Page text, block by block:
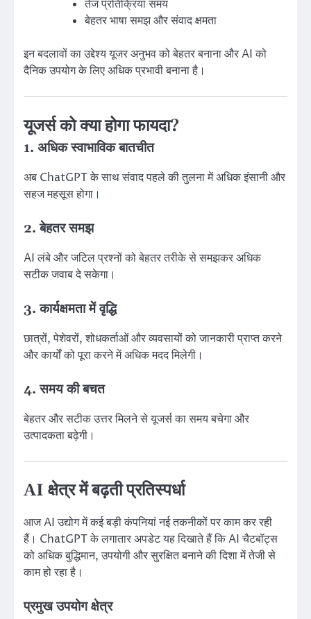
तेज प्रतिक्रिया समय
बेहतर भाषा समझ और संवाद क्षमता
इन बदलावों का उद्देश्य यूजर अनुभव को बेहतर बनाना और AI को
दैनिक उपयोग के लिए अधिक प्रभावी बनाना है।
यूजर्स को क्या होगा फायदा?
1. अधिक स्वाभाविक बातचीत
अब ChatGPT के साथ संवाद पहले की तुलना में अधिक इंसानी और
सहज महसूस होगा।
2. बेहतर समझ
AI लंबे और जटिल प्रश्नों को बेहतर तरीके से समझकर अधिक
सटीक जवाब दे सकेगा।
3. कार्यक्षमता में वृद्धि
छात्रों, पेशेवरों, शोधकर्ताओं और व्यवसायों को जानकारी प्राप्त करने
और कार्यों को पूरा करने में अधिक मदद मिलेगी।
4. समय की बचत
बेहतर और सटीक उत्तर मिलने से यूजर्स का समय बचेगा और
उत्पादकता बढ़ेगी।
AI क्षेत्र में बढ़ती प्रतिस्पर्धा
आज AI उद्योग में कई बड़ी कंपनियां नई तकनीकों पर काम कर रही
हैं। ChatGPT के लगातार अपडेट यह दिखाते हैं कि AI चैटबॉट्स
को अधिक बुद्धिमान, उपयोगी और सुरक्षित बनाने की दिशा में तेजी से
काम हो रहा है।
प्रमुख उपयोग क्षेत्र